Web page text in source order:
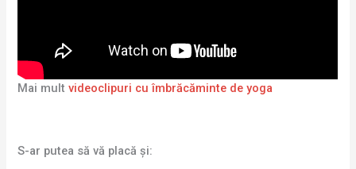
Mai multvideoclipuri cu îmbrăcăminte de yoga
S-ar putea să vă placă și: